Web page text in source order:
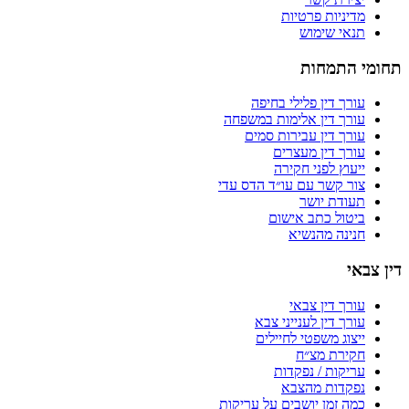
מדיניות פרטיות
תנאי שימוש
תחומי התמחות
עורך דין פלילי בחיפה
עורך דין אלימות במשפחה
עורך דין עבירות סמים
עורך דין מעצרים
ייעוץ לפני חקירה
צור קשר עם עו״ד הדס עדי
תעודת יושר
ביטול כתב אישום
חנינה מהנשיא
דין צבאי
עורך דין צבאי
עורך דין לענייני צבא
ייצוג משפטי לחיילים
חקירת מצ״ח
עריקות / נפקדות
נפקדות מהצבא
כמה זמן יושבים על עריקות